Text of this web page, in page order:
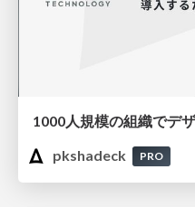
pkshadeck
PRO